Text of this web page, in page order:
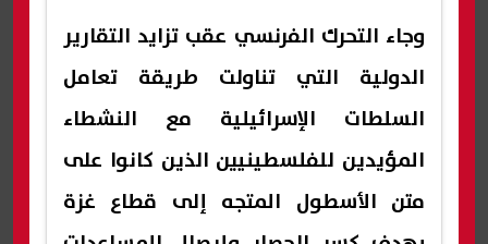
وجاء التحرك الفرنسي عقب تزايد التقارير
الدولية التي تناولت طريقة تعامل
السلطات الإسرائيلية مع النشطاء
المؤيدين للفلسطينيين الذين كانوا على
متن الأسطول المتجه إلى قطاع غزة